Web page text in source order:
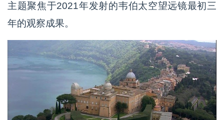
主题聚焦于2021年发射的韦伯太空望远镜最初三
年的观察成果。